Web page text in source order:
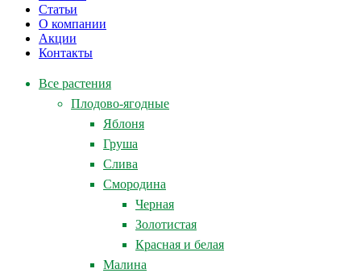
Статьи
О компании
Акции
Контакты
Все растения
Плодово-ягодные
Яблоня
Груша
Слива
Смородина
Черная
Золотистая
Красная и белая
Малина